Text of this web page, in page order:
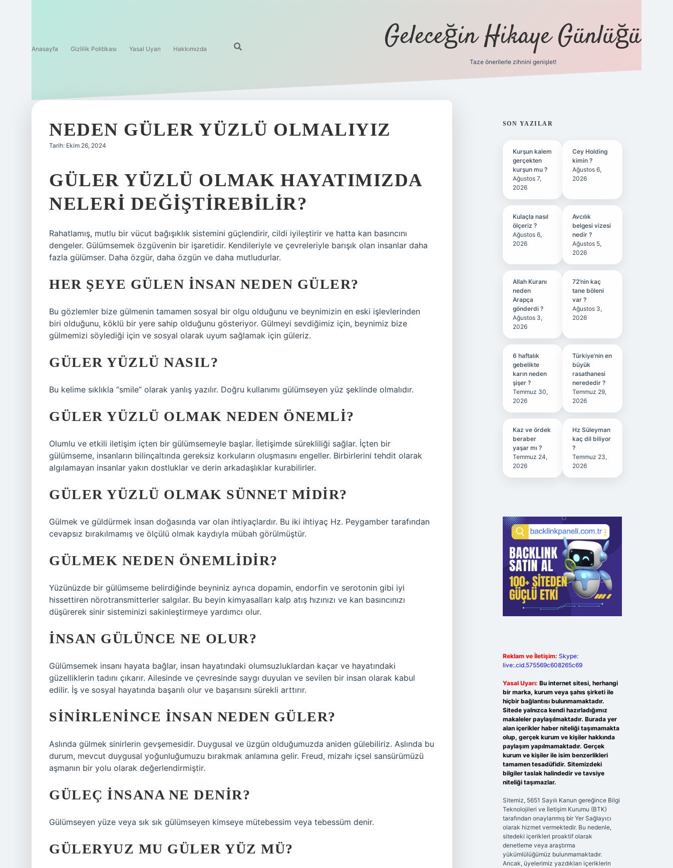
Anasayfa Gizlilik Politikası Yasal Uyarı Hakkımızda Geleceğin Hikaye Günlüğü
Taze önerilerle zihnini genişlet!
NEDEN GÜLER YÜZLÜ OLMALIYIZ
Tarih: Ekim 26, 2024
GÜLER YÜZLÜ OLMAK HAYATIMIZDA
NELERI DEĞIŞTIREBILIR?
Rahatlamış, mutlu bir vücut bağışıklık sistemini güçlendirir, cildi iyileştirir ve hatta kan basıncını
dengeler. Gülümsemek özgüvenin bir işaretidir. Kendileriyle ve çevreleriyle barışık olan insanlar daha
fazla gülümser. Daha özgür, daha özgün ve daha mutludurlar.
HER ŞEYE GÜLEN INSAN NEDEN GÜLER?
Bu gözlemler bize gülmenin tamamen sosyal bir olgu olduğunu ve beynimizin en eski işlevlerinden
biri olduğunu, köklü bir yere sahip olduğunu gösteriyor. Gülmeyi sevdiğimiz için, beynimiz bize
gülmemizi söylediği için ve sosyal olarak uyum sağlamak için güleriz.
GÜLER YÜZLÜ NASIL?
Bu kelime sıklıkla “smile” olarak yanlış yazılır. Doğru kullanımı gülümseyen yüz şeklinde olmalıdır.
GÜLER YÜZLÜ OLMAK NEDEN ÖNEMLI?
Olumlu ve etkili iletişim içten bir gülümsemeyle başlar. İletişimde sürekliliği sağlar. İçten bir
gülümseme, insanların bilinçaltında gereksiz korkuların oluşmasını engeller. Birbirlerini tehdit olarak
algılamayan insanlar yakın dostluklar ve derin arkadaşlıklar kurabilirler.
GÜLER YÜZLÜ OLMAK SÜNNET MIDIR?
Gülmek ve güldürmek insan doğasında var olan ihtiyaçlardır. Bu iki ihtiyaç Hz. Peygamber tarafından
cevapsız bırakılmamış ve ölçülü olmak kaydıyla mübah görülmüştür.
GÜLMEK NEDEN ÖNEMLIDIR?
Yüzünüzde bir gülümseme belirdiğinde beyniniz ayrıca dopamin, endorfin ve serotonin gibi iyi
hissettiren nörotransmitterler salgılar. Bu beyin kimyasalları kalp atış hızınızı ve kan basıncınızı
düşürerek sinir sisteminizi sakinleştirmeye yardımcı olur.
İNSAN GÜLÜNCE NE OLUR?
Gülümsemek insanı hayata bağlar, insan hayatındaki olumsuzluklardan kaçar ve hayatındaki
güzelliklerin tadını çıkarır. Ailesinde ve çevresinde saygı duyulan ve sevilen bir insan olarak kabul
edilir. İş ve sosyal hayatında başarılı olur ve başarısını sürekli arttırır.
SINIRLENINCE INSAN NEDEN GÜLER?
Aslında gülmek sinirlerin gevşemesidir. Duygusal ve üzgün olduğumuzda aniden gülebiliriz. Aslında bu
durum, mevcut duygusal yoğunluğumuzu bırakmak anlamına gelir. Freud, mizahı içsel sansürümüzü
aşmanın bir yolu olarak değerlendirmiştir.
GÜLEÇ INSANA NE DENIR?
Gülümseyen yüze veya sık sık gülümseyen kimseye mütebessim veya tebessüm denir.
GÜLERYUZ MU GÜLER YÜZ MÜ?
SIDEBAR
SON YAZILAR
Kurşun kalem
gerçekten
kurşun mu ?
Ağustos 7,
2026
Cey Holding
kimin ?
Ağustos 6,
2026
Kulaçla nasıl
ölçeriz ?
Ağustos 6,
2026
Avcılık
belgesi vizesi
nedir ?
Ağustos 5,
2026
Allah Kuranı
neden
Arapça
gönderdi ?
Ağustos 3,
2026
72’nin kaç
tane böleni
var ?
Ağustos 3,
2026
6 haftalık
gebelikte
karın neden
şişer ?
Temmuz 30,
2026
Türkiye’nin en
büyük
rasathanesi
nerededir ?
Temmuz 29,
2026
Kaz ve ördek
beraber
yaşar mı ?
Temmuz 24,
2026
Hz Süleyman
kaç dil biliyor
?
Temmuz 23,
2026
Reklam ve İletişim: Skype:
live:.cid.575569c608265c69
Yasal Uyarı: Bu internet sitesi, herhangi
bir marka, kurum veya şahıs şirketi ile
hiçbir bağlantısı bulunmamaktadır.
Sitede yalnızca kendi hazırladığımız
makaleler paylaşılmaktadır. Burada yer
alan içerikler haber niteliği taşımamakta
olup, gerçek kurum ve kişiler hakkında
paylaşım yapılmamaktadır. Gerçek
kurum ve kişiler ile isim benzerlikleri
tamamen tesadüfidir. Sitemizdeki
bilgiler taslak halindedir ve tavsiye
niteliği taşımazlar.
Sitemiz, 5651 Sayılı Kanun gereğince Bilgi
Teknolojileri ve İletişim Kurumu (BTK)
tarafından onaylanmış bir Yer Sağlayıcı
olarak hizmet vermektedir. Bu nedenle,
sitedeki içerikleri proaktif olarak
denetleme veya araştırma
yükümlülüğümüz bulunmamaktadır.
Ancak, üyelerimiz yazdıkları içeriklerin